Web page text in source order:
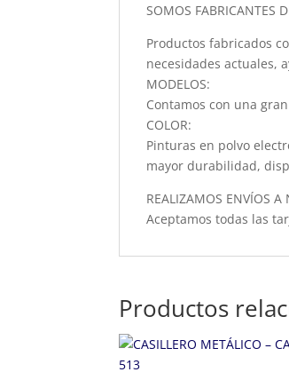
SOMOS FABRICANTES
Productos fabricados
necesidades actuales,
MODELOS:
Contamos con una
COLOR:
Pinturas en polvo
mayor durabilidad,
REALIZAMOS ENVÍOS A
Aceptamos todas las
Productos